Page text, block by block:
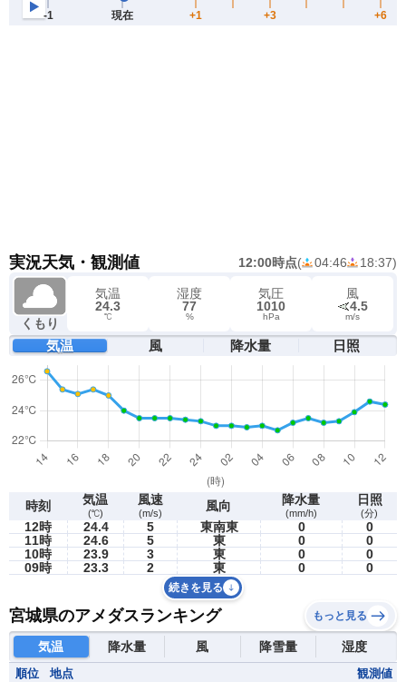
実況天気・観測値 12:00時点( 04:46 18:37)
くもり
気温
24.3
℃
湿度
77
%
気圧
1010
hPa
風
4.5
m/s
気温 風 降水量 日照
時刻 気温
(℃)
風速
(m/s) 風向 降水量
(mm/h)
日照
(分)
12時 24.4 5 東南東 0
0
11時
24.6 5 東 0
0
10時
23.9 3 東 0
0
09時
23.3 2 東 0 0
続きを見る
宮城県のアメダスランキング もっと見る
気温 降水量 風 降雪量 湿度
順位 地点 観測値